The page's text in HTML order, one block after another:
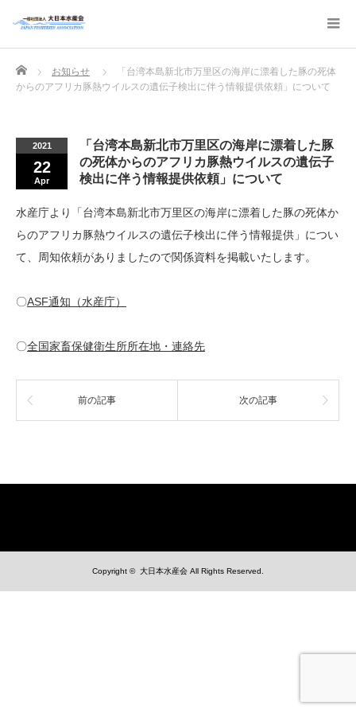
Home お知らせ
「台湾本島新北市万里区の海岸に漂着した豚の死体
からのアフリカ豚熱ウイルスの遺伝子検出に伴う情報提供依頼」について
2021
22
Apr
「台湾本島新北市万里区の海岸に漂着した豚
の死体からのアフリカ豚熱ウイルスの遺伝子
検出に伴う情報提供依頼」について
水産庁より「台湾本島新北市万里区の海岸に漂着した豚の死体か
らのアフリカ豚熱ウイルスの遺伝子検出に伴う情報提供」につい
て、周知依頼がありましたので関係資料を掲載いたします。
〇ASF通知（水産庁）
〇全国家畜保健衛生所所在地・連絡先
前の記事 次の記事
Copyright © 大日本水産会 All Rights Reserved.